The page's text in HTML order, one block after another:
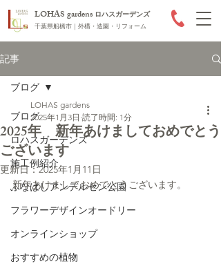
LOHAS gardens ロハスガーデンズ
千葉県船橋市｜外構・造園・リフォーム
記事
ブログ
ロハスガーデンズ
施工例紹介
ふなばしアンデルセン公園
フラワーデザインオードリー
オンラインショップ
おすすめの植物
ブログ
2025年 新年あけましておめでとう
ございます
LOHAS gardens
2025年1月3日 読了時間: 1分
更新日：2025年1月11日
新年あけましておめでとうございます。